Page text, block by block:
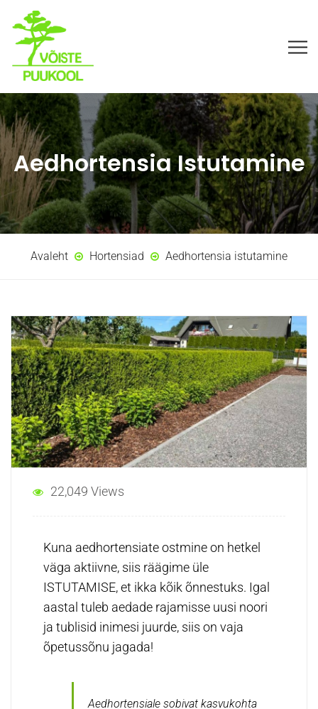
Aedhortensia Istutamine
Avaleht Hortensiad Aedhortensia istutamine
22,049 Views
Kuna aedhortensiate ostmine on hetkel
väga aktiivne, siis räägime üle
ISTUTAMISE, et ikka kõik õnnestuks. Igal
aastal tuleb aedade rajamisse uusi noori
ja tublisid inimesi juurde, siis on vaja
õpetussõnu jagada!
Aedhortensiale sobivat kasvukohta